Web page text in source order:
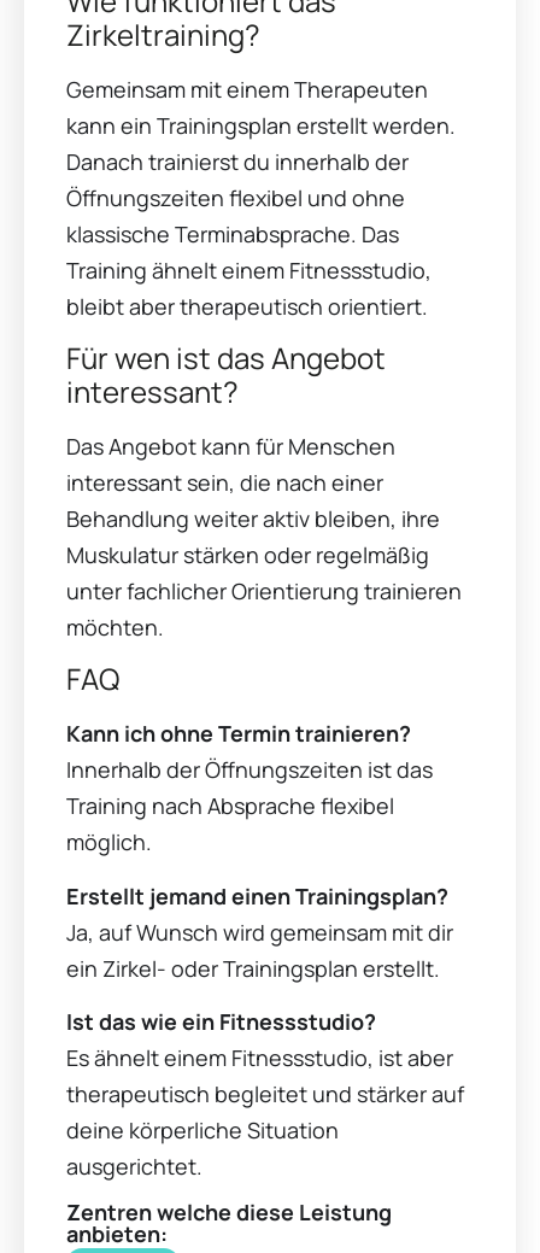
Zirkeltraining?
Gemeinsam mit einem Therapeuten
kann ein Trainingsplan erstellt werden.
Danach trainierst du innerhalb der
Öffnungszeiten flexibel und ohne
klassische Terminabsprache. Das
Training ähnelt einem Fitnessstudio,
bleibt aber therapeutisch orientiert.
Für wen ist das Angebot
interessant?
Das Angebot kann für Menschen
interessant sein, die nach einer
Behandlung weiter aktiv bleiben, ihre
Muskulatur stärken oder regelmäßig
unter fachlicher Orientierung trainieren
möchten.
FAQ
Kann ich ohne Termin trainieren?
Innerhalb der Öffnungszeiten ist das
Training nach Absprache flexibel
möglich.
Erstellt jemand einen Trainingsplan?
Ja, auf Wunsch wird gemeinsam mit dir
ein Zirkel- oder Trainingsplan erstellt.
Ist das wie ein Fitnessstudio?
Es ähnelt einem Fitnessstudio, ist aber
therapeutisch begleitet und stärker auf
deine körperliche Situation
ausgerichtet.
Zentren welche diese Leistung
anbieten: